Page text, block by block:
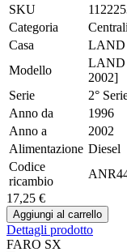
SKU
Categoria
Casa
LAND
Modello
LAND
2002]
Serie
2°
Anno da
1996
Anno a
2002
Alimentazione Diesel
Codice
ricambio
17,25 €
Dettagli prodotto
FARO SX